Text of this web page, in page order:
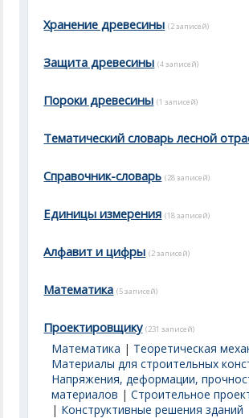
Хранение древесины (2 записей)
Защита древесины (4 записей)
Пороки древесины (1 записей)
Тематический словарь лесной
Справочник-словарь (28 записей)
Единицы измерения (18 записей)
Алфавит и цифры (2 записей)
Математика (5 записей)
Проектировщику (231 записей)
Математика | Теоретическая
Материалы для строительных
Напряжения, деформации,
материалов |Строительное
| Конструктивные решения зданий